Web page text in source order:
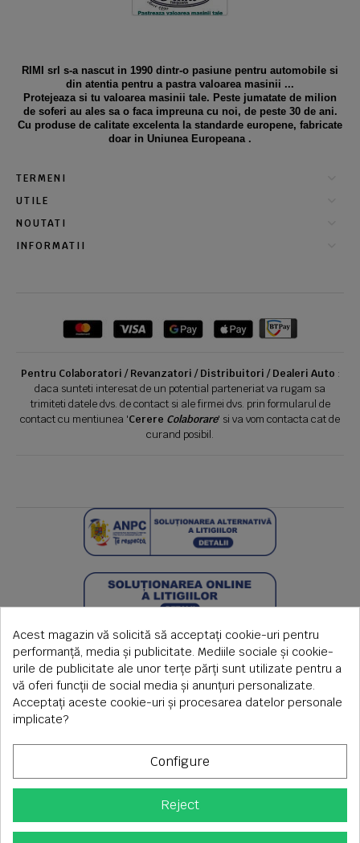
RIMI srl s-a nascut in 1990 dintr-o pasiune pentru automobile si
din atentia pentru a pastra valoarea masinii ...
Protejeaza si tu valoarea masinii tale. Peste jumatate de milion
de soferi au ales sa o faca impreuna cu noi, de peste 30 de ani.
Cu produse de calitate excelenta la standarde europene, fabricate
doar in Uniunea Europeana .
TERMENI
UTILE
NOUTATI
INFORMATII
Pentru Colaboratori / Revanzatori / Distribuitori / Dealeri Auto :
daca sunteti interesat de un potential parteneriat va rugam sa
trimiteti datele dvs. de contact si ale firmei dvs. prin formularul de
contact cu mentiunea 'Cerere Colaborare' si va vom contacta cat de
curand posibil.
Copyright © 2026 S.C. Rimi S.R.L. , Reg.Com: J1992000639351,
CUI: RO1824566
Acest magazin vă solicită să acceptați cookie-uri pentru
performanță, media și publicitate. Mediile sociale și cookie-
urile de publicitate ale unor terțe părți sunt utilizate pentru a
vă oferi funcții de social media și anunțuri personalizate.
Acceptați aceste cookie-uri și procesarea datelor personale
implicate?
Configure
Reject